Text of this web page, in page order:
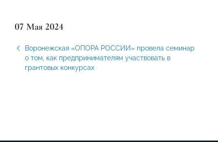
07 Мая 2024
Воронежская «ОПОРА РОССИИ» провела семинар
о том, как предпринимателям участвовать в
грантовых конкурсах